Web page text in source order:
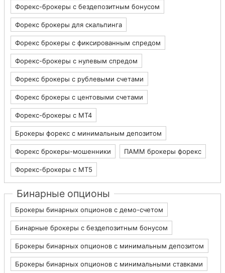
Форекс-брокеры с бездепозитным бонусом
Форекс брокеры для скальпинга
Форекс брокеры с фиксированным спредом
Форекс-брокеры с нулевым спредом
Форекс брокеры с рублевыми счетами
Форекс брокеры с центовыми счетами
Форекс-брокеры с MT4
Брокеры форекс с минимальным депозитом
Форекс брокеры-мошенники ПАММ брокеры форекс
Форекс-брокеры с MT5
Бинарные опционы
Брокеры бинарных опционов с демо-счетом
Бинарные брокеры с бездепозитным бонусом
Брокеры бинарных опционов с минимальным депозитом
Брокеры бинарных опционов с минимальными ставками